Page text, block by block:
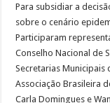
Para subsidiar a
sobre o cenário
Participaram
Conselho Nacional de
Secretarias Municipais
Associação Brasileira
Carla Domingues e